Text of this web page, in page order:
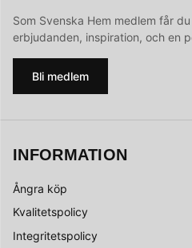
Som Svenska Hem medlem får
erbjudanden, inspiration, och en
Bli medlem
INFORMATION
Ångra köp
Kvalitetspolicy
Integritetspolicy